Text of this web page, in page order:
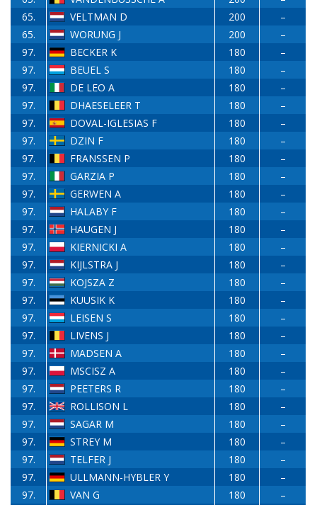
65.
VELTMAN D 200
–
65.
WORUNG J 200
–
97.
BECKER K 180
–
97.
BEUEL S 180
–
97.
DE LEO A 180
–
97.
DHAESELEER T 180
–
97.
DOVAL-IGLESIAS F 180
–
97.
DZIN F 180
–
97.
FRANSSEN P 180
–
97.
GARZIA P 180
–
97.
GERWEN A 180
–
97.
HALABY F 180
–
97.
HAUGEN J 180
–
97.
KIERNICKI A 180
–
97.
KIJLSTRA J 180
–
97.
KOJSZA Z 180
–
97.
KUUSIK K 180
–
97.
LEISEN S 180
–
97.
LIVENS J 180
–
97.
MADSEN A 180
–
97.
MSCISZ A 180
–
97.
PEETERS R 180
–
97.
ROLLISON L 180
–
97.
SAGAR M 180
–
97.
STREY M 180
–
97.
TELFER J 180
–
97.
ULLMANN-HYBLER Y 180
–
97.
VAN G 180
–